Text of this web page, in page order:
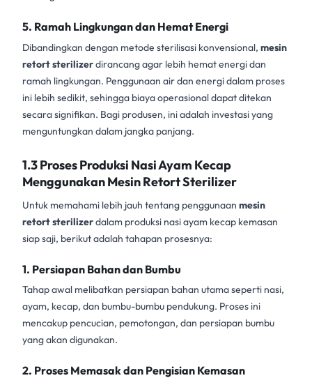
5. Ramah Lingkungan dan Hemat Energi
Dibandingkan dengan metode sterilisasi konvensional, mesin
retort sterilizerdirancang agar lebih hemat energi dan
ramah lingkungan. Penggunaan air dan energi dalam proses
ini lebih sedikit, sehingga biaya operasional dapat ditekan
secara signifikan. Bagi produsen, ini adalah investasi yang
menguntungkan dalam jangka panjang.
1.3 Proses Produksi Nasi Ayam Kecap
Menggunakan Mesin Retort Sterilizer
Untuk memahami lebih jauh tentang penggunaan mesin
retort sterilizerdalam produksi nasi ayam kecap kemasan
siap saji, berikut adalah tahapan prosesnya:
1. Persiapan Bahan dan Bumbu
Tahap awal melibatkan persiapan bahan utama seperti nasi,
ayam, kecap, dan bumbu-bumbu pendukung. Proses ini
mencakup pencucian, pemotongan, dan persiapan bumbu
yang akan digunakan.
2. Proses Memasak dan Pengisian Kemasan